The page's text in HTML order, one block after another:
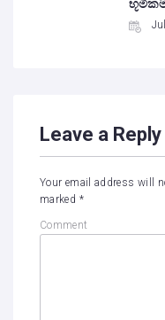
Leave a Reply
Your email address will
marked *
Comment